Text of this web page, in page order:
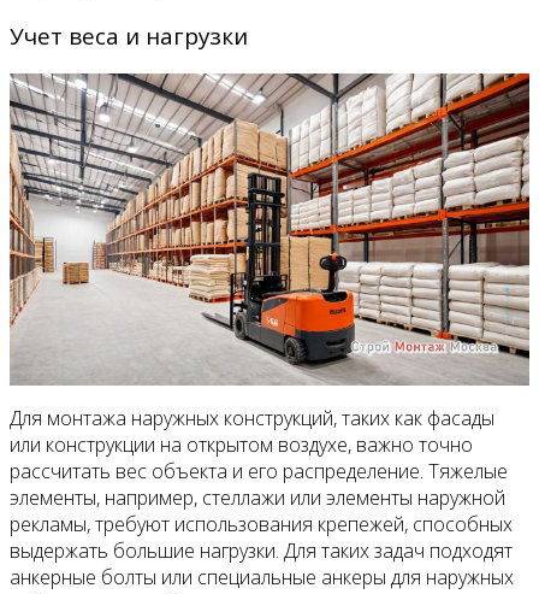
Учет веса и нагрузки
Для монтажа наружных конструкций, таких как фасады
или конструкции на открытом воздухе, важно точно
рассчитать вес объекта и его распределение. Тяжелые
элементы, например, стеллажи или элементы наружной
рекламы, требуют использования крепежей, способных
выдержать большие нагрузки. Для таких задач подходят
анкерные болты или специальные анкеры для наружных